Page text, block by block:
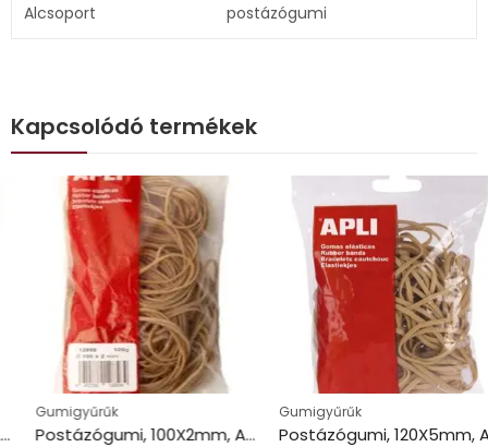
Alcsoport postázógumi
Kapcsolódó termékek
Gumigyűrűk
Postázógumi, 100X2mm, APLI, 100g
Gumigyűrűk
Postázógumi, 120X5mm, APLI, 100g